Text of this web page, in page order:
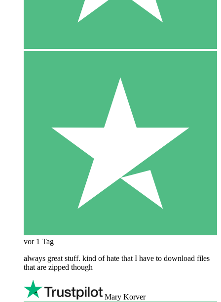
vor 1 Tag
always great stuff. kind of hate that I have to download files
that are zipped though
Mary Korver